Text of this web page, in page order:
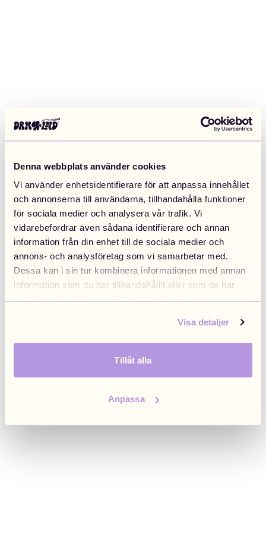
Denna webbplats använder cookies
Vi använder enhetsidentifierare för att anpassa innehållet
och annonserna till användarna, tillhandahålla funktioner
för sociala medier och analysera vår trafik. Vi
vidarebefordrar även sådana identifierare och annan
information från din enhet till de sociala medier och
annons- och analysföretag som vi samarbetar med.
Dessa kan i sin tur kombinera informationen med annan
information som du har tillhandahållit eller som de har
samlat in när du har använt deras tjänster.
Visa detaljer
Tillåt alla
Anpassa
Application error: a client-side exception has occurred (see the
browser console for more information).